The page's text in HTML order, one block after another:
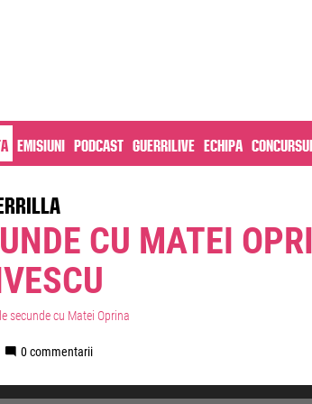
Emisiuni Podcast Guerrilive Echipa
CU MATEI
secunde cu Matei Oprina
0 commentarii